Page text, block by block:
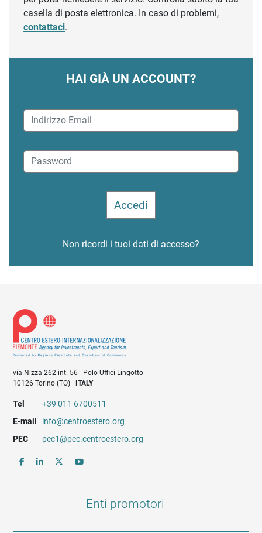
casella di posta elettronica. In caso di problemi,
contattaci.
HAI GIÀ UN ACCOUNT?
Non ricordi i tuoi dati di accesso?
via Nizza 262 int. 56 - Polo Uffici Lingotto
10126 Torino (TO) |
ITALY
Tel
+39 011 6700511
E-mail
info@centroestero.org
PEC
pec1@pec.centroestero.org
Enti promotori